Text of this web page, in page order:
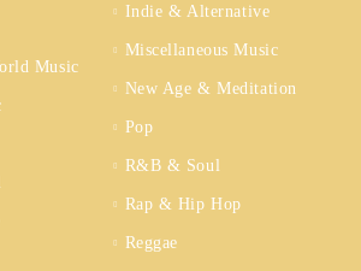
Music
Indie & Alternative
Miscellaneous Music
New Age & Meditation
Pop
R&B & Soul
Rap & Hip Hop
Reggae